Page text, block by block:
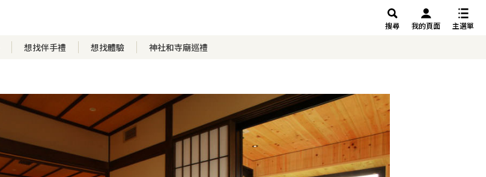
搜尋 我的頁面 主選單
想找伴手禮 想找體驗 神社和寺廟巡禮